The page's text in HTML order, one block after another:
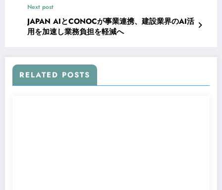
Next post
JAPAN AIとCONOCが事業連携、建設業界のAI活
用を加速し業務負担を軽減へ
RELATED POSTS